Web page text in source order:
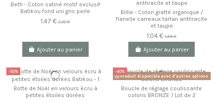
Beth - Coton satiné motif exclusif
Batikou fond uni gris perle
1,47 €2,10 €
Ajouter au panier
Billie - Coton gratté organique /
flanelle carreaux tartan anthracite
et taupe
1,04 €1,49 €
Ajouter au panier
-50%
Botte de Noël en velours écru à
petites étoiles dorées
-40%
Produit disponible avec d'autres options
Boucle de réglage coulissante
coloris BRONZE / Lot de 2